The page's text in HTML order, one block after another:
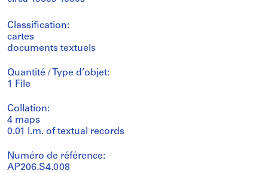
Classification:
cartes
documents textuels
Quantité / Type d’objet:
1 File
Collation:
4 maps
0.01 l.m. of textual records
Numéro de référence:
AP206.S4.008